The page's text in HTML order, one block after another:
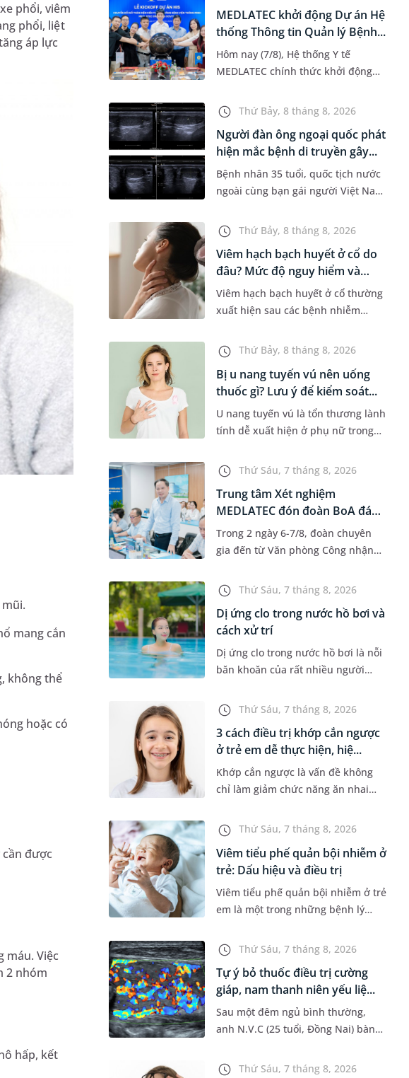
phổi, viêm
phổi, liệt
áp lực
mang cắn
không thể
hoặc có
được
máu. Việc
2 nhóm
hấp, kết
MEDLATEC khởi động Dự án Hệ
thống Thông tin Quản lý Bệnh...
Hôm nay (7/8), Hệ thống Y tế
MEDLATEC chính thức khởi động
Bệnh viện (HIS - Hospital
Information System) giai đoạn mới.
Dự á...
Thứ Bảy, 8 tháng 8, 2026
Người đàn ông ngoại quốc phát
hiện mắc bệnh di truyền gây...
Bệnh nhân 35 tuổi, quốc tịch nước
ngoài cùng bạn gái người Việt Nam
hôn nhân. Qua thăm khám và làm
các xét nghiệm chuyên sâu,...
Thứ Bảy, 8 tháng 8, 2026
Viêm hạch bạch huyết ở cổ do
đâu? Mức độ nguy hiểm và
phư...
Viêm hạch bạch huyết ở cổ thường
xuất hiện sau các bệnh nhiễm
đến lao hạch hoặc ung thư. Để tìm
hiểu nguyên nhân gây viêm,...
Thứ Bảy, 8 tháng 8, 2026
Bị u nang tuyến vú nên uống
thuốc gì? Lưu ý để kiểm soát...
U nang tuyến vú là tổn thương lành
tính dễ xuất hiện ở phụ nữ trong
mắc bệnh, nhiều người thường
băn khoăn u nang tuyến v...
Thứ Sáu, 7 tháng 8, 2026
Trung tâm Xét nghiệm
MEDLATEC đón đoàn BoA đánh
giá giám...
Trong 2 ngày 6-7/8, đoàn chuyên
gia đến từ Văn phòng Công nhận
nhận và đánh giá cao nỗ lực duy trì
hệ thống quản lý chất lượ...
Thứ Sáu, 7 tháng 8, 2026
Dị ứng clo trong nước hồ bơi và
cách xử trí
Dị ứng clo trong nước hồ bơi là nỗi
băn khoăn của rất nhiều người
trường hợp thường xuyên bơi ở
những hồ bơi nhân tạo. Bài v...
Thứ Sáu, 7 tháng 8, 2026
3 cách điều trị khớp cắn ngược
ở trẻ em dễ thực hiện, hiệ...
Khớp cắn ngược là vấn đề không
chỉ làm giảm chức năng ăn nhai
đối của khuôn mặt. Do đó, cần khắc
phục sớm tình trạng này để...
Thứ Sáu, 7 tháng 8, 2026
Viêm tiểu phế quản bội nhiễm ở
trẻ: Dấu hiệu và điều trị
Viêm tiểu phế quản bội nhiễm ở trẻ
em là một trong những bệnh lý
bùng phát vào thời điểm giao mùa.
Khi những tổn thương ban đầ...
Thứ Sáu, 7 tháng 8, 2026
Tự ý bỏ thuốc điều trị cường
giáp, nam thanh niên yếu liệ...
Sau một đêm ngủ bình thường,
anh N.V.C (25 tuổi, Đồng Nai) bàng
không thể vận động đi lại được. Kết
Thứ Sáu, 7 tháng 8, 2026